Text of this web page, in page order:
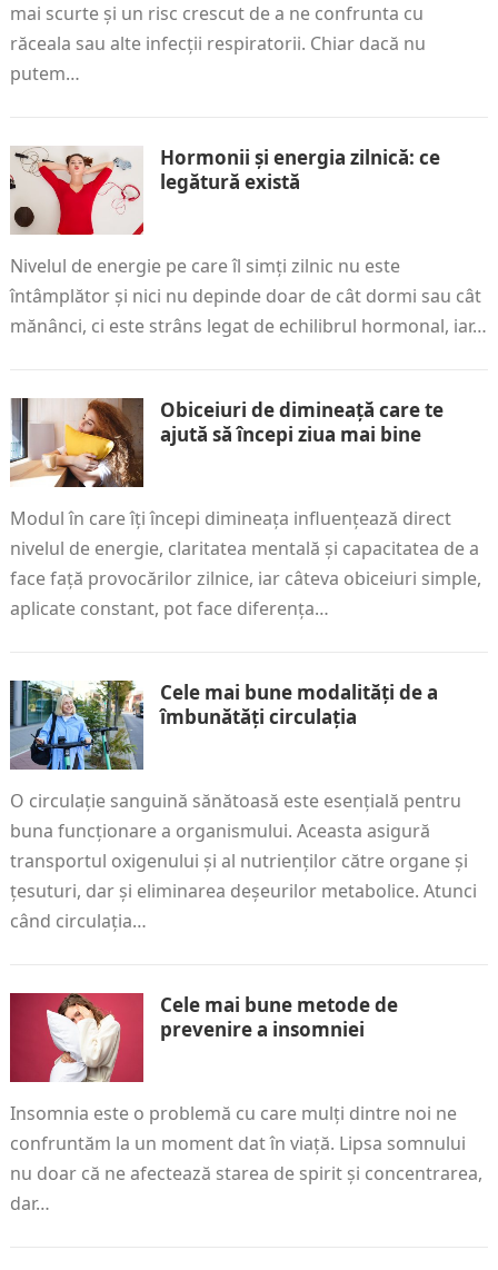
mai scurte și un risc crescut de a ne confrunta cu
răceala sau alte infecții respiratorii. Chiar dacă nu
putem…
Hormonii și energia zilnică: ce
legătură există
Nivelul de energie pe care îl simți zilnic nu este
întâmplător și nici nu depinde doar de cât dormi sau cât
mănânci, ci este strâns legat de echilibrul hormonal, iar…
Obiceiuri de dimineață care te
ajută să începi ziua mai bine
Modul în care îți începi dimineața influențează direct
nivelul de energie, claritatea mentală și capacitatea de a
face față provocărilor zilnice, iar câteva obiceiuri simple,
aplicate constant, pot face diferența…
Cele mai bune modalități de a
îmbunătăți circulația
O circulație sanguină sănătoasă este esențială pentru
buna funcționare a organismului. Aceasta asigură
transportul oxigenului și al nutrienților către organe și
țesuturi, dar și eliminarea deșeurilor metabolice. Atunci
când circulația…
Cele mai bune metode de
prevenire a insomniei
Insomnia este o problemă cu care mulți dintre noi ne
confruntăm la un moment dat în viață. Lipsa somnului
nu doar că ne afectează starea de spirit și concentrarea,
dar…